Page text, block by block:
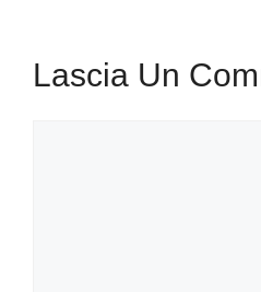
Lascia Un